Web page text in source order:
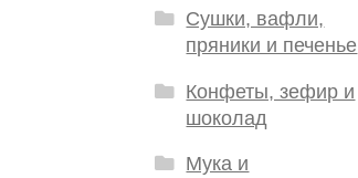
Сушки, вафли,
пряники и печенье
Конфеты, зефир и
шоколад
Мука и